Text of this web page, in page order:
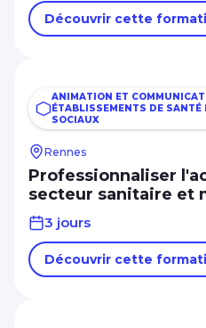
Découvrir cette
ANIMATION ET
ÉTABLISSEMENTS DE SANTÉ
SOCIAUX
Rennes
Professionnaliser
secteur sanitaire et
3 jours
Découvrir cette